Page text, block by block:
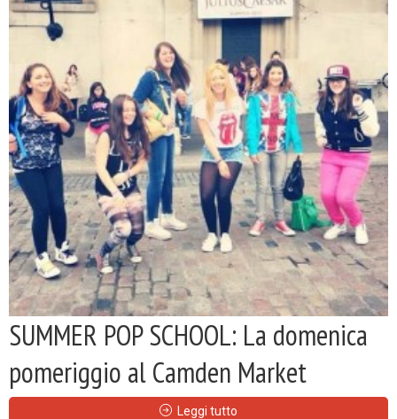
SUMMER POP SCHOOL: La domenica
pomeriggio al Camden Market
Leggi tutto